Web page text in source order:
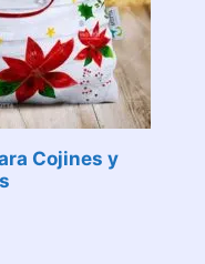
Cojines y